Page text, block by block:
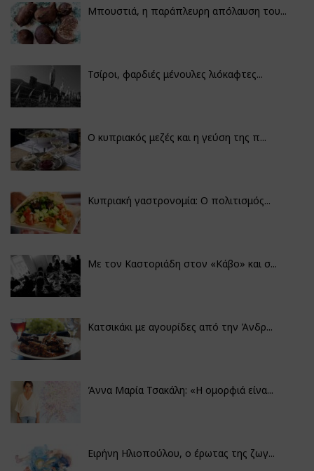
Μπουστιά, η παράπλευρη απόλαυση του...
Τσίροι, φαρδιές μένουλες λιόκαφτες...
Ο κυπριακός μεζές και η γεύση της π...
Κυπριακή γαστρονομία: Ο πολιτισμός...
Με τον Καστοριάδη στον «Κάβο» και σ...
Κατσικάκι με αγουρίδες από την Άνδρ...
Άννα Μαρία Τσακάλη: «Η ομορφιά είνα...
Ειρήνη Ηλιοπούλου, ο έρωτας της ζωγ...